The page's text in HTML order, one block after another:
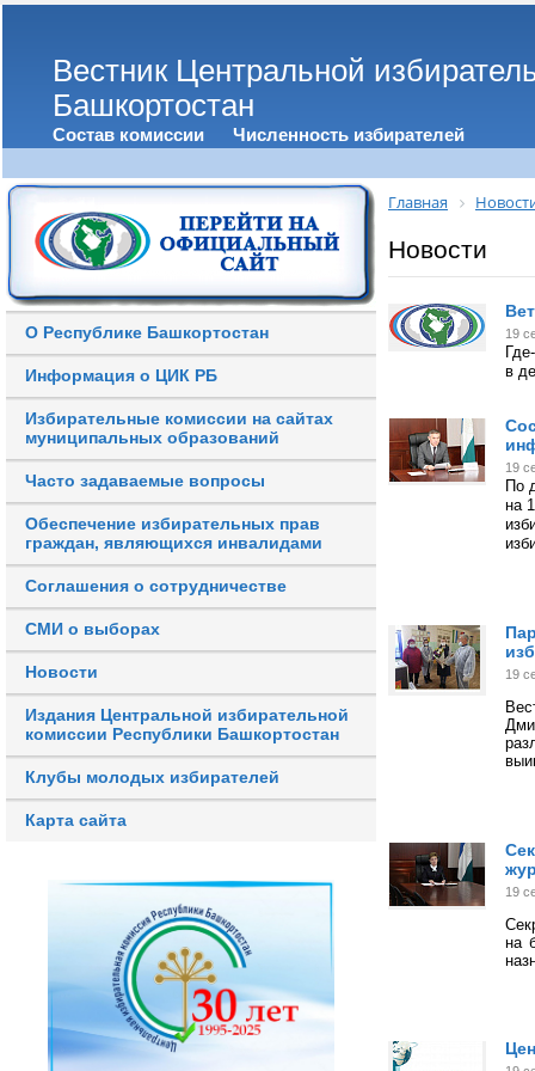
Вестник Центральной
Башкортостан
Состав комиссии Численность избирателей
О Республике Башкортостан
Информация о ЦИК РБ
Избирательные комиссии на сайтах
муниципальных образований
Часто задаваемые вопросы
Обеспечение избирательных прав
граждан, являющихся инвалидами
Соглашения о сотрудничестве
СМИ о выборах
Новости
Издания Центральной избирательной
комиссии Республики Башкортостан
Клубы молодых избирателей
Карта сайта
Главная
Новости
19
в
19
По
на
19
19
на